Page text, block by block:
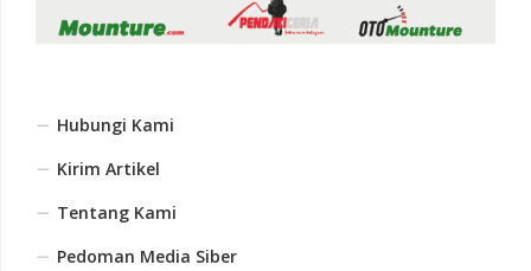
Hubungi Kami
Kirim Artikel
Tentang Kami
Pedoman Media Siber